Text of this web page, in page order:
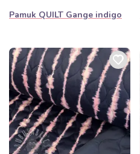
Pamuk QUILT Gange indigo